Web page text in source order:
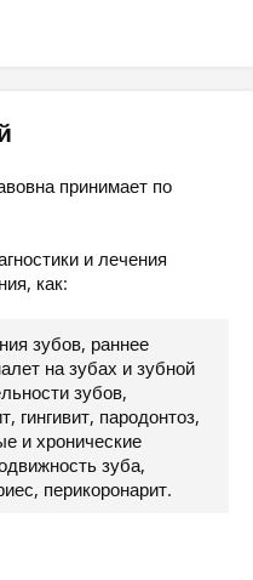
принимает по
и лечения
как:
зубов, раннее
на зубах и зубной
зубов,
гингивит, пародонтоз,
и хронические
зуба,
перикоронарит.